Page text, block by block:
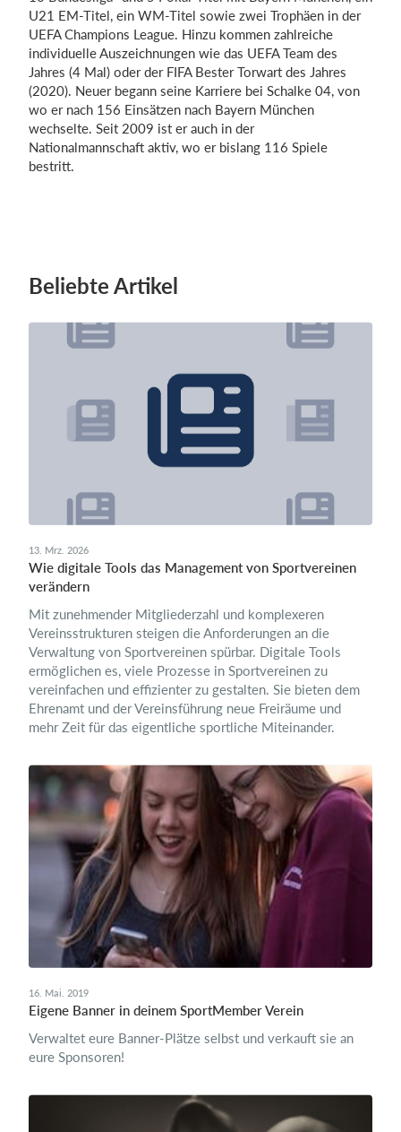
U21 EM-Titel, ein WM-Titel sowie zwei Trophäen in der
UEFA Champions League. Hinzu kommen zahlreiche
individuelle Auszeichnungen wie das UEFA Team des
Jahres (4 Mal) oder der FIFA Bester Torwart des Jahres
(2020). Neuer begann seine Karriere bei Schalke 04, von
wo er nach 156 Einsätzen nach Bayern München
wechselte. Seit 2009 ist er auch in der
Nationalmannschaft aktiv, wo er bislang 116 Spiele
bestritt.
Beliebte Artikel
13. Mrz. 2026
Wie digitale Tools das Management von Sportvereinen
verändern
Mit zunehmender Mitgliederzahl und komplexeren
Vereinsstrukturen steigen die Anforderungen an die
Verwaltung von Sportvereinen spürbar. Digitale Tools
ermöglichen es, viele Prozesse in Sportvereinen zu
vereinfachen und effizienter zu gestalten. Sie bieten dem
Ehrenamt und der Vereinsführung neue Freiräume und
mehr Zeit für das eigentliche sportliche Miteinander.
16. Mai. 2019
Eigene Banner in deinem SportMember Verein
Verwaltet eure Banner-Plätze selbst und verkauft sie an
eure Sponsoren!